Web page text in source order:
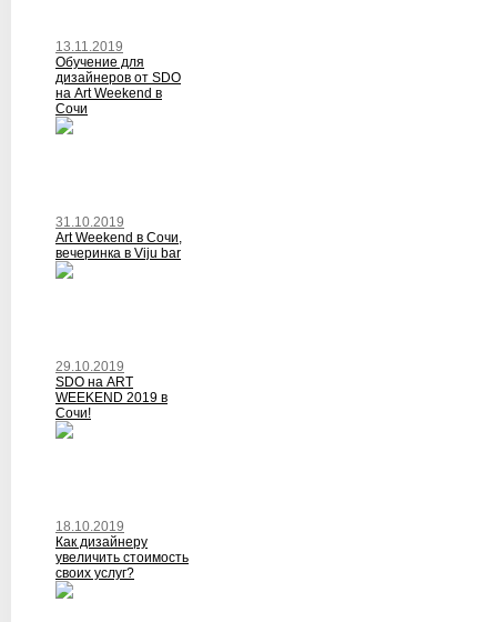
13.11.2019
Обучение для
дизайнеров от SDO
на Art Weekend в
Сочи
31.10.2019
Art Weekend в Сочи,
вечеринка в Viju bar
29.10.2019
SDO на ART
WEEKEND 2019 в
Сочи!
18.10.2019
Как дизайнеру
увеличить стоимость
своих услуг?